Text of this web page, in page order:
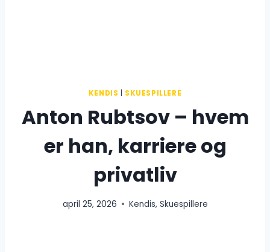
KENDIS SKUESPILLERE
Anton Rubtsov – hvem
er han, karriere og
privatliv
april 25, 2026 Kendis, Skuespillere